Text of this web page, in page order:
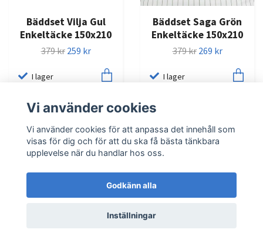
Bäddset Vilja Gul
Enkeltäcke 150x210
379 kr 259 kr
I lager
Bäddset Saga Grön
Enkeltäcke 150x210
379 kr 269 kr
I lager
Vi använder cookies
Vi använder cookies för att anpassa det innehåll som
visas för dig och för att du ska få bästa tänkbara
upplevelse när du handlar hos oss.
Godkänn alla
Inställningar